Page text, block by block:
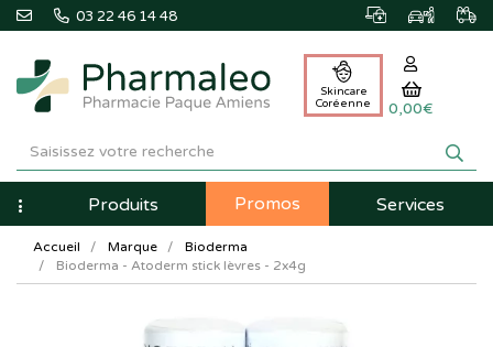
03 22 46 14 48
Pharmaleo
Pharmacie
Paque
Amiens
Skincare
Coréenne
0,00€
NavigationProduits Promos Services
Accueil Marque
Bioderma
Bioderma - Atoderm stick lèvres - 2x4g